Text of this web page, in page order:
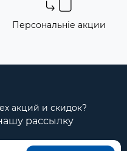
Персональніе акции
акций и скидок?
рассылку